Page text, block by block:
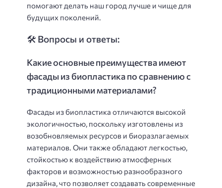
помогают делать наш город лучше и чище для
будущих поколений.
🛠️ Вопросы и ответы:
Какие основные преимущества имеют
фасады из биопластика по сравнению с
традиционными материалами?
Фасады из биопластика отличаются высокой
экологичностью, поскольку изготовлены из
возобновляемых ресурсов и биоразлагаемых
материалов. Они также обладают легкостью,
стойкостью к воздействию атмосферных
факторов и возможностью разнообразного
дизайна, что позволяет создавать современные